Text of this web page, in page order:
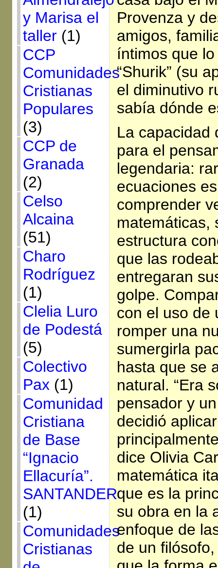
y Marisa el
taller(1)
CCP
Comunidades
Cristianas
Populares
(3)
CCP de
Granada
(2)
Celso
Alcaina
(51)
Charo
Rodríguez
(1)
Clelia Luro
de Podestá
(5)
Colectivo
Pax (1)
Comunidad
Cristiana
de Base
“Ignacio
Ellacuría”.
SANTANDER
(1)
Comunidades
Cristianas
Provenza y
amigos,
íntimos que
“Shurik” (su
el diminutivo
sabía dónde
La capacidad
para el
legendaria:
ecuaciones
comprender
matemáticas,
estructura
que las
entregaran
golpe.
con el uso de
romper una
sumergirla
hasta que se
natural. “Era
pensador y
decidió
dice Olivia
matemática
que es la
su obra en la
enfoque de
de un